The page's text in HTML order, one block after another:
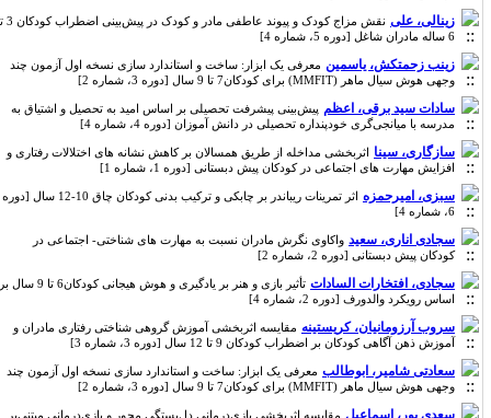
زینالی، علی
نقش مزاج کودک و پیوند عاطفی مادر و کودک در پیش‌بینی اضطراب کودکان 3 تا
6 ساله مادران شاغل [دوره 5، شماره 4]
زینب زحمتکش، یاسمین معرفی یک ابزار: ساخت و استاندارد سازی نسخه اول آزمون چند
وجهی هوش سیال ماهر (MMFIT) برای کودکان7 تا 9 سال [دوره 3، شماره 2]
سادات سید برقی، اعظم پیش‌بینی پیشرفت تحصیلی بر اساس امید به تحصیل و اشتیاق به
مدرسه با میانجی‌گری خودپنداره تحصیلی در دانش آموزان [دوره 4، شماره 4]
سازگاری، سینا اثربخشی مداخله از طریق همسالان بر کاهش نشانه های اختلالات رفتاری و
افزایش مهارت های اجتماعی در کودکان پیش دبستانی [دوره 1، شماره 1]
سبزی، امیرحمزه
اثر تمرینات ریباندر بر چابکی و ترکیب بدنی کودکان چاق 10-12 سال [دوره
6، شماره 4]
سجادی اناری، سعید واکاوی نگرش مادران نسبت به مهارت های شناختی- اجتماعی در
کودکان پیش دبستانی [دوره 2، شماره 2]
سجادی، افتخارات السادات
تأثیر بازی و هنر بر یادگیری و هوش هیجانی کودکان6 تا 9 سال بر
اساس رویکرد والدورف [دوره 2، شماره 4]
سروب آرزومانیان، کریستینه مقایسه اثربخشی آموزش گروهی شناختی رفتاری مادران و
آموزش ذهن آگاهی کودکان بر اضطراب کودکان 9 تا 12 سال [دوره 3، شماره 3]
سعادتی شامیر، ابوطالب معرفی یک ابزار: ساخت و استاندارد سازی نسخه اول آزمون چند
وجهی هوش سیال ماهر (MMFIT) برای کودکان7 تا 9 سال [دوره 3، شماره 2]
سعدی پور، اسماعیل مقایسه اثربخشی بازی‌درمانی دل‌بستگی محور و بازی‌درمانی مبتنی‌بر